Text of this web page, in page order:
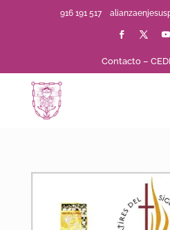
916 191 517
Contacto –